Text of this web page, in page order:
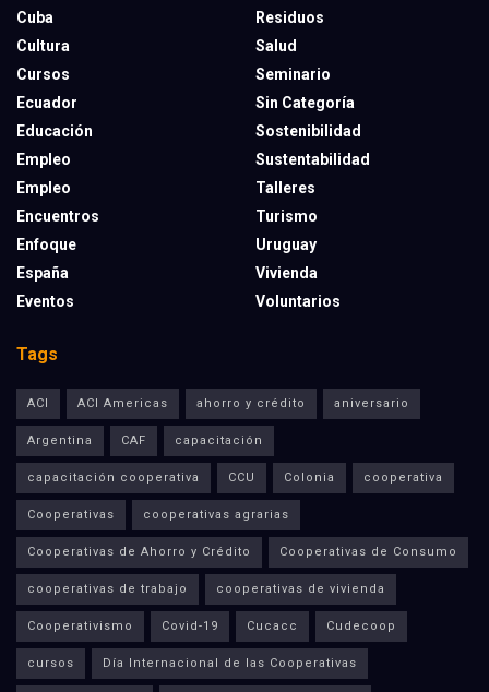
Cuba
Cultura
Cursos
Ecuador
Educación
Empleo
Empleo
Encuentros
Enfoque
España
Eventos
Residuos
Salud
Seminario
Sin Categoría
Sostenibilidad
Sustentabilidad
Talleres
Turismo
Uruguay
Vivienda
Voluntarios
Tags
ACI ACI Americas ahorro y crédito aniversario
Argentina CAF capacitación
capacitación cooperativa CCU Colonia cooperativa
Cooperativas cooperativas agrarias
Cooperativas de Ahorro y Crédito Cooperativas de Consumo
cooperativas de trabajo cooperativas de vivienda
Cooperativismo Covid-19 Cucacc Cudecoop
cursos Día Internacional de las Cooperativas